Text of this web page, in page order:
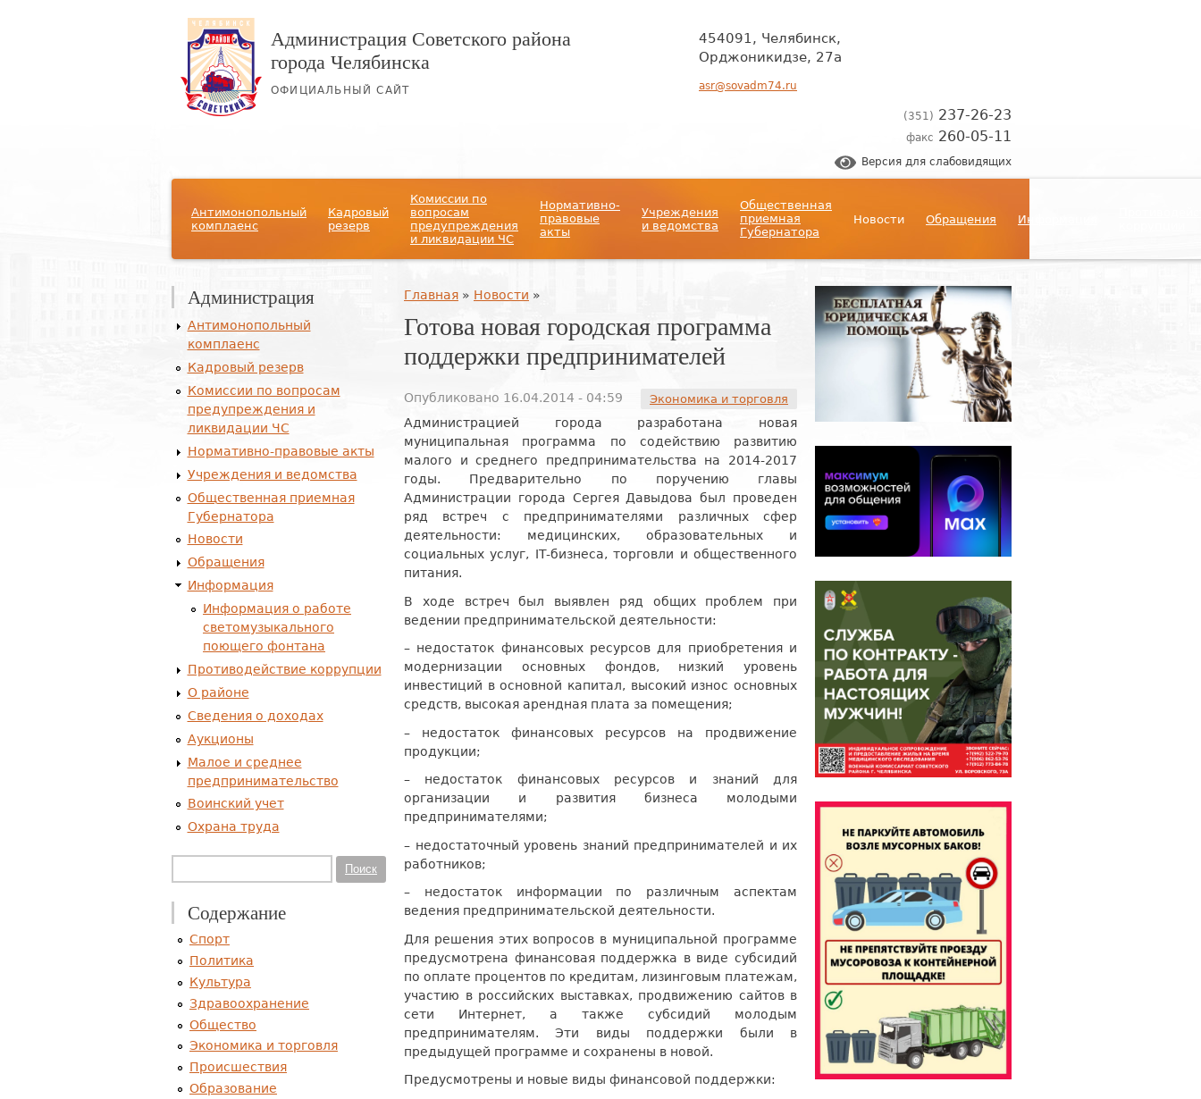
Администрация Советского района
города Челябинска
ОФИЦИАЛЬНЫЙ САЙТ
454091, Челябинск,
Орджоникидзе, 27а
asr@sovadm74.ru
(351) 237-26-23
факс 260-05-11
Версия для слабовидящих
Антимонопольный
комплаенс
Кадровый
резерв
Комиссии по
вопросам
предупреждения
и ликвидации ЧС
Нормативно-
правовые
акты
Учреждения
и ведомства
Общественная
приемная
Губернатора
Новости Обращения Информация
Вы здесь
Главная » Новости »
Готова новая городская программа
поддержки предпринимателей
Опубликовано 16.04.2014 - 04:59 Экономика и торговля
Администрацией города разработана новая
муниципальная программа по содействию развитию
малого и среднего предпринимательства на 2014-2017
годы. Предварительно по поручению главы
Администрации города Сергея Давыдова был проведен
ряд встреч с предпринимателями различных сфер
деятельности: медицинских, образовательных и
социальных услуг, IT-бизнеса, торговли и общественного
питания.
В ходе встреч был выявлен ряд общих проблем при
ведении предпринимательской деятельности:
– недостаток финансовых ресурсов для приобретения и
модернизации основных фондов, низкий уровень
инвестиций в основной капитал, высокий износ основных
средств, высокая арендная плата за помещения;
– недостаток финансовых ресурсов на продвижение
продукции;
– недостаток финансовых ресурсов и знаний для
организации и развития бизнеса молодыми
предпринимателями;
– недостаточный уровень знаний предпринимателей и их
работников;
– недостаток информации по различным аспектам
ведения предпринимательской деятельности.
Для решения этих вопросов в муниципальной программе
предусмотрена финансовая поддержка в виде субсидий
по оплате процентов по кредитам, лизинговым платежам,
участию в российских выставках, продвижению сайтов в
сети Интернет, а также субсидий молодым
предпринимателям. Эти виды поддержки были в
предыдущей программе и сохранены в новой.
Предусмотрены и новые виды финансовой поддержки:
Администрация
Антимонопольный
комплаенс
Кадровый резерв
Комиссии по вопросам
предупреждения и
ликвидации ЧС
Нормативно-правовые акты
Учреждения и ведомства
Общественная приемная
Губернатора
Новости
Обращения
Информация
Информация о работе
светомузыкального
поющего фонтана
Противодействие коррупции
О районе
Сведения о доходах
Аукционы
Малое и среднее
предпринимательство
Воинский учет
Охрана труда
Поиск
Содержание
Спорт
Политика
Культура
Здравоохранение
Общество
Экономика и торговля
Происшествия
Образование